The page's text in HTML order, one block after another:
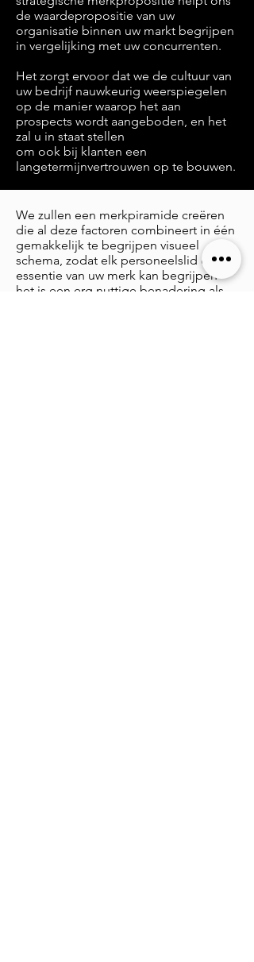
de waardepropositie van uw
organisatie binnen uw markt begrijpen
in vergelijking met uw concurrenten.
Het zorgt ervoor dat we de cultuur van
uw bedrijf nauwkeurig weerspiegelen
op de manier waarop het aan
prospects wordt aangeboden, en het
zal u in staat stellen
om ook bij klanten een
langetermijnvertrouwen op te bouwen.
We zullen een merkpiramide creëren
die al deze factoren combineert in één
gemakkelijk te begrijpen visueel
schema, zodat elk personeelslid de
essentie van uw merk kan begrijpen -
het is een erg nuttige benadering als